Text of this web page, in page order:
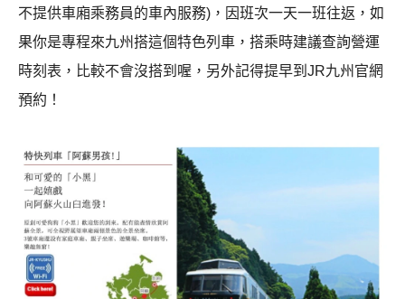
不提供車廂乘務員的車內服務)，因班次一天一班往返，如
果你是專程來九州搭這個特色列車，搭乘時建議查詢營運
時刻表，比較不會沒搭到喔，另外記得提早到JR九州官網
預約！